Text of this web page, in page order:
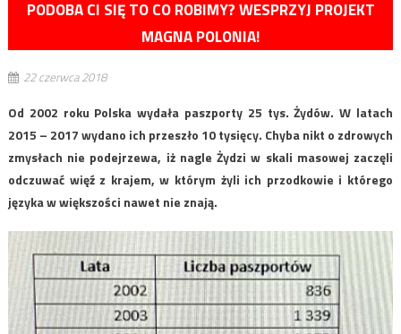
PODOBA CI SIĘ TO CO ROBIMY? WESPRZYJ PROJEKT
MAGNA POLONIA!
22 czerwca 2018
Od 2002 roku Polska wydała paszporty 25 tys. Żydów. W latach
2015 – 2017 wydano ich przeszło 10 tysięcy. Chyba nikt o zdrowych
zmysłach nie podejrzewa, iż nagle Żydzi w skali masowej zaczęli
odczuwać więź z krajem, w którym żyli ich przodkowie i którego
języka w większości nawet nie znają.